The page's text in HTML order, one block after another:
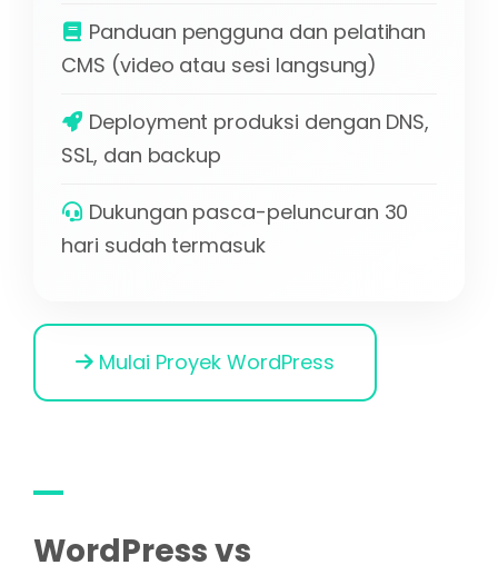
Panduan pengguna dan pelatihan
CMS (video atau sesi langsung)
Deployment produksi dengan DNS,
SSL, dan backup
Dukungan pasca-peluncuran 30
hari sudah termasuk
Mulai Proyek WordPress
WordPress vs